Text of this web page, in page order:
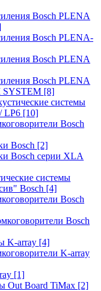
Bosch PLENA
Bosch PLENA-
Bosch PLENA
Bosch PLENA
[8]
системы
LP6 [10]
Bosch
Bosch [2]
Bosch серии XLA
системы
Bosch [4]
Bosch
Bosch
K-array [4]
K-array
[1]
Out Board TiMax [2]